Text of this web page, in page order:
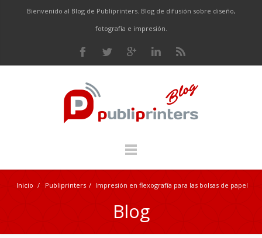
Bienvenido al Blog de Publiprinters. Blog de difusión sobre diseño,
fotografía e impresión.
Inicio / Publiprinters / Impresión en flexografía para las bolsas de papel
Blog